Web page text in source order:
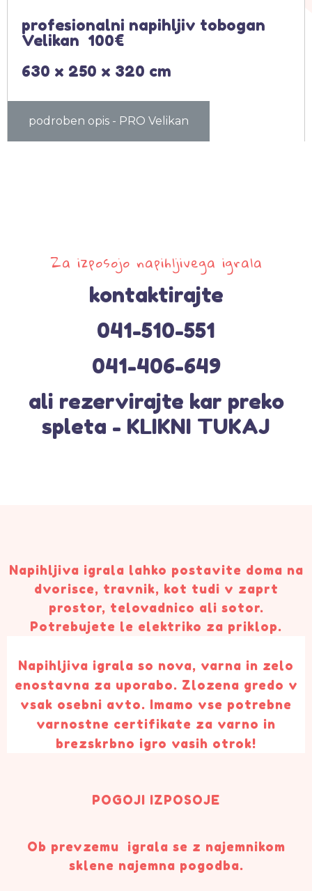
profesionalni napihljiv tobogan
Velikan 100€
630 x 250 x 320 cm
podroben opis - PRO Velikan
Za izposojo napihljivega igrala
kontaktirajte
041-510-551
041-406-649
ali rezervirajte kar preko
spleta - KLIKNI TUKAJ
Napihljiva igrala lahko postavite doma na
dvorisce, travnik, kot tudi v zaprt
prostor, telovadnico ali sotor.
Potrebujete le elektriko za priklop.
Napihljiva igrala so nova, varna in zelo
enostavna za uporabo. Zlozena gredo v
vsak osebni avto. Imamo vse potrebne
varnostne certifikate za varno in
brezskrbno igro vasih otrok!
POGOJI IZPOSOJE
Ob prevzemu igrala se z najemnikom
sklene najemna pogodba.